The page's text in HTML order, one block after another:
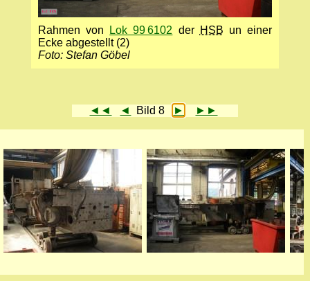
Rahmen von Lok 99 6102 der HSB un einer
Ecke abgestellt (2)
Foto: Stefan Göbel
◄◄ ◄ Bild 8 ► ►►